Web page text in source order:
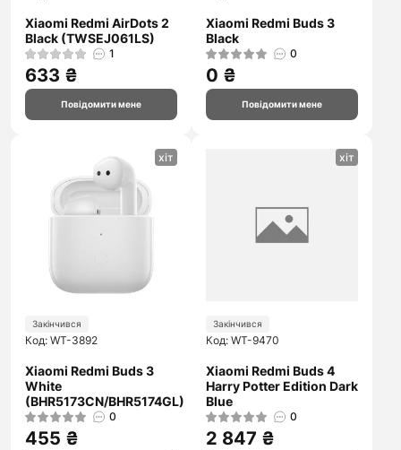
Xiaomi Redmi AirDots 2
Black (TWSEJ061LS)
1
633 ₴
Повідомити мене
Xiaomi Redmi Buds 3
Black
0
0 ₴
Повідомити мене
хіт
Закінчився
Код: WT-3892
Xiaomi Redmi Buds 3
White
(BHR5173CN/BHR5174GL)
0
455 ₴
хіт
Закінчився
Код: WT-9470
Xiaomi Redmi Buds 4
Harry Potter Edition Dark
Blue
0
2 847 ₴